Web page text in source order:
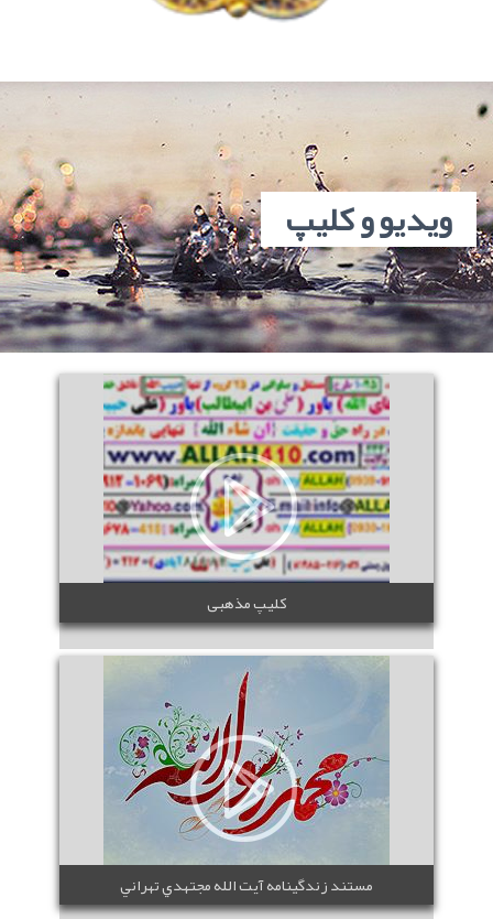
ويديو و کليپ
کلیپ مذهبی
مستند زندگينامه آيت الله مجتهدي تهراني